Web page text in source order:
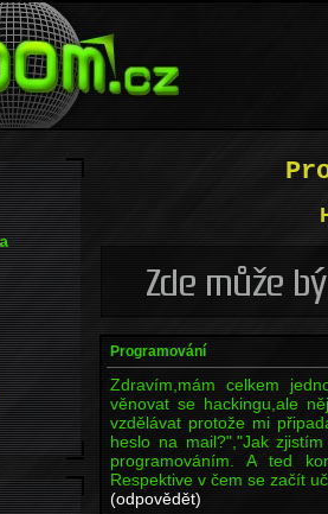
Programování
Zdravím,mám celkem
věnovat se hackingu,ale
vzdělávat protože mi
heslo na mail?","Jak
programováním. A ted
Respektive v čem se začít
(odpovědět)